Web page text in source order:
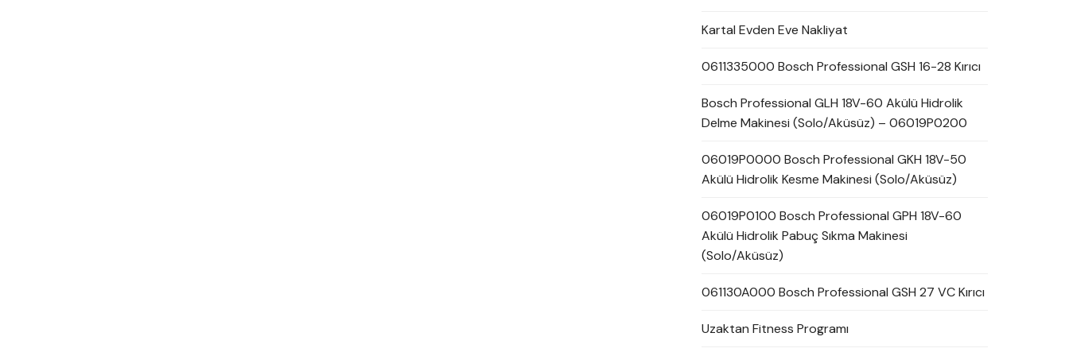
Kartal Evden Eve Nakliyat
0611335000 Bosch Professional GSH 16-28 Kırıcı
Bosch Professional GLH 18V-60 Akülü Hidrolik
Delme Makinesi (Solo/Aküsüz) – 06019P0200
06019P0000 Bosch Professional GKH 18V-50
Akülü Hidrolik Kesme Makinesi (Solo/Aküsüz)
06019P0100 Bosch Professional GPH 18V-60
Akülü Hidrolik Pabuç Sıkma Makinesi
(Solo/Aküsüz)
061130A000 Bosch Professional GSH 27 VC Kırıcı
Uzaktan Fitness Programı